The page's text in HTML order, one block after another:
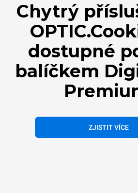
Chytrý
dostupné
balíčkem
ZJISTIT VÍCE